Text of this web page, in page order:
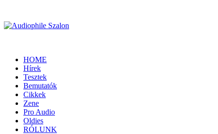
HOME
Hírek
Tesztek
Bemutatók
Cikkek
Zene
Pro Audio
Oldies
RÓLUNK